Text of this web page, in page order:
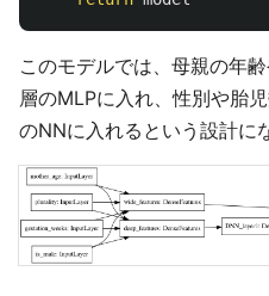
このモデルでは、母親の年
層のMLPに入れ、性別や胎
のNNに入れるという設計に